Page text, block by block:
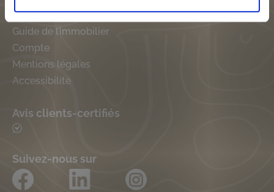
Générale
Guide de l’immobilier
Compte
Mentions légales
Accessibilité
Avis clients-certifiés
Suivez-nous sur